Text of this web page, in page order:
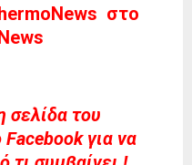
στο
σελίδα του
για να